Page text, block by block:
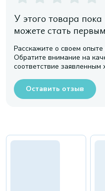
У этого товара
можете стать
Расскажите о своем опыте
Обратите внимание на
соответствие заявленным
Оставить отзыв